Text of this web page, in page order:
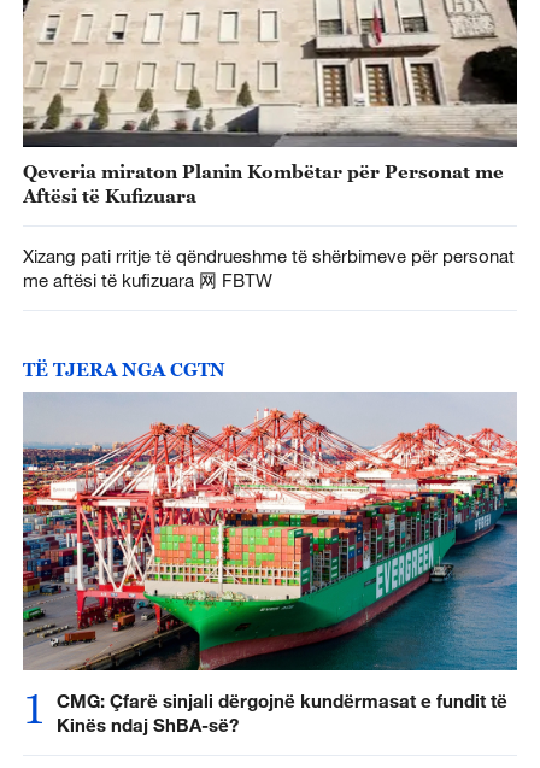
Qeveria miraton Planin Kombëtar për Personat me
Aftësi të Kufizuara
Xizang pati rritje të qëndrueshme të shërbimeve për personat
me aftësi të kufizuara 网 FBTW
TË TJERA NGA CGTN
1
CMG: Çfarë sinjali dërgojnë kundërmasat e fundit të
Kinës ndaj ShBA-së?